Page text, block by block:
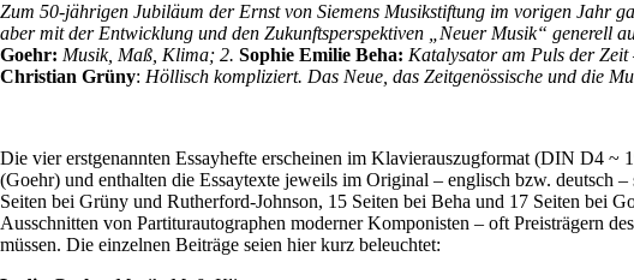
Zum 50-jährigen Jubiläum der Ernst von Siemens Musikstiftung im vorigen Jahr
aber mit der Entwicklung und den Zukunftsperspektiven „Neuer Musik“ generell
Goehr: Musik, Maß, Klima; 2. Sophie Emilie Beha: Katalysator am Puls der Zeit
Christian Grüny: Höllisch kompliziert. Das Neue, das Zeitgenössische und die
Die vier erstgenannten Essayhefte erscheinen im Klavierauszugformat (DIN D4
(Goehr) und enthalten die Essaytexte jeweils im Original – englisch bzw. deutsch
Seiten bei Grüny und Rutherford-Johnson, 15 Seiten bei Beha und 17 Seiten bei
Ausschnitten von Partiturautographen moderner Komponisten – oft Preisträgern
müssen. Die einzelnen Beiträge seien hier kurz beleuchtet: